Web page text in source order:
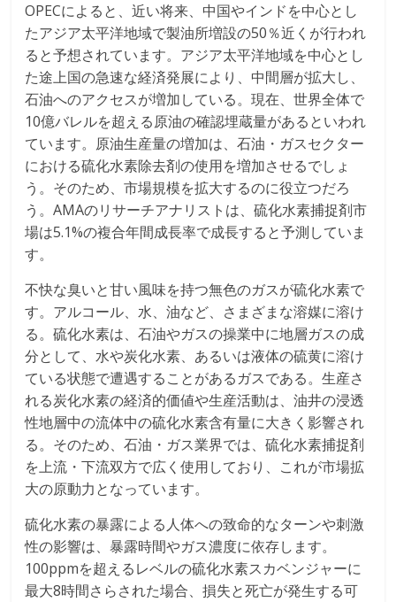
OPECによると、近い将来、中国やインドを中心とし
たアジア太平洋地域で製油所増設の50％近くが行われ
ると予想されています。アジア太平洋地域を中心とし
た途上国の急速な経済発展により、中間層が拡大し、
石油へのアクセスが増加している。現在、世界全体で
10億バレルを超える原油の確認埋蔵量があるといわれ
ています。原油生産量の増加は、石油・ガスセクター
における硫化水素除去剤の使用を増加させるでしょ
う。そのため、市場規模を拡大するのに役立つだろ
う。AMAのリサーチアナリストは、硫化水素捕捉剤市
場は5.1%の複合年間成長率で成長すると予測していま
す。
不快な臭いと甘い風味を持つ無色のガスが硫化水素で
す。アルコール、水、油など、さまざまな溶媒に溶け
る。硫化水素は、石油やガスの操業中に地層ガスの成
分として、水や炭化水素、あるいは液体の硫黄に溶け
ている状態で遭遇することがあるガスである。生産さ
れる炭化水素の経済的価値や生産活動は、油井の浸透
性地層中の流体中の硫化水素含有量に大きく影響され
る。そのため、石油・ガス業界では、硫化水素捕捉剤
を上流・下流双方で広く使用しており、これが市場拡
大の原動力となっています。
硫化水素の暴露による人体への致命的なターンや刺激
性の影響は、暴露時間やガス濃度に依存します。
100ppmを超えるレベルの硫化水素スカベンジャーに
最大8時間さらされた場合、損失と死亡が発生する可